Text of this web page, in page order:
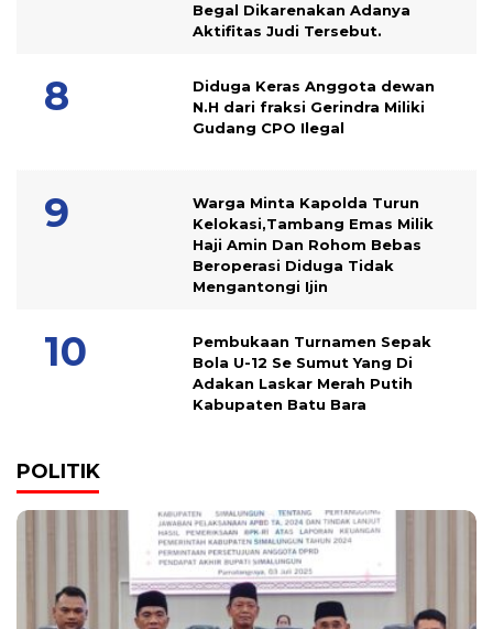
Begal Dikarenakan Adanya
Aktifitas Judi Tersebut.
Diduga Keras Anggota dewan
N.H dari fraksi Gerindra Miliki
Gudang CPO Ilegal
Warga Minta Kapolda Turun
Kelokasi,Tambang Emas Milik
Haji Amin Dan Rohom Bebas
Beroperasi Diduga Tidak
Mengantongi Ijin
Pembukaan Turnamen Sepak
Bola U-12 Se Sumut Yang Di
Adakan Laskar Merah Putih
Kabupaten Batu Bara
POLITIK